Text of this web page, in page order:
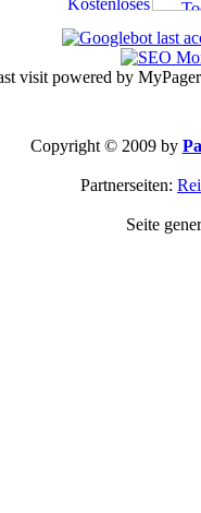
Copyright © 2009 by
Partnerseiten:
Seite